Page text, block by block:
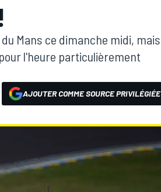
Mans ce dimanche midi, mais
l'heure particulièrement
AJOUTER COMME SOURCE PRIVILÉGIÉE